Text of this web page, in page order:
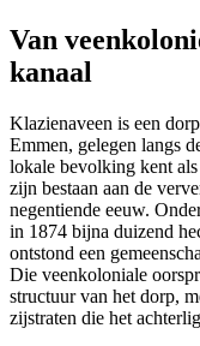
Van
kanaal
Klazienaveen is een
Emmen, gelegen langs
lokale bevolking kent
zijn bestaan aan de
negentiende eeuw.
in 1874 bijna duizend
ontstond een
Die veenkoloniale
structuur van het dorp,
zijstraten die het